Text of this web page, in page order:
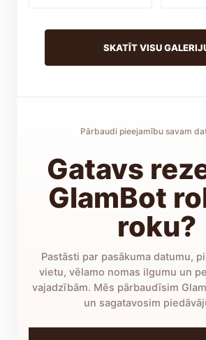
SKATĪT VISU
Pārbaudi pieejamību savam
Gatavs
GlamBot
roku?
Pastāsti par pasākuma datumu,
vietu, vēlamo nomas ilgumu un
vajadzībām. Mēs pārbaudīsim
un sagatavosim